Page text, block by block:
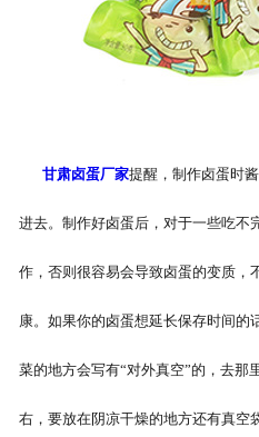
甘肃卤蛋厂家提醒，制作卤蛋时
进去。制作好卤蛋后，对于一些吃不
作，否则很容易会导致卤蛋的变质，
康。如果你的卤蛋想延长保存时间的
菜的地方会写有“对外真空”的，去那
右，要放在阴凉干燥的地方还有真空